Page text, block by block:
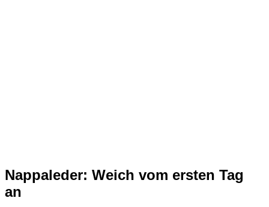
Nappaleder: Weich vom ersten Tag
an